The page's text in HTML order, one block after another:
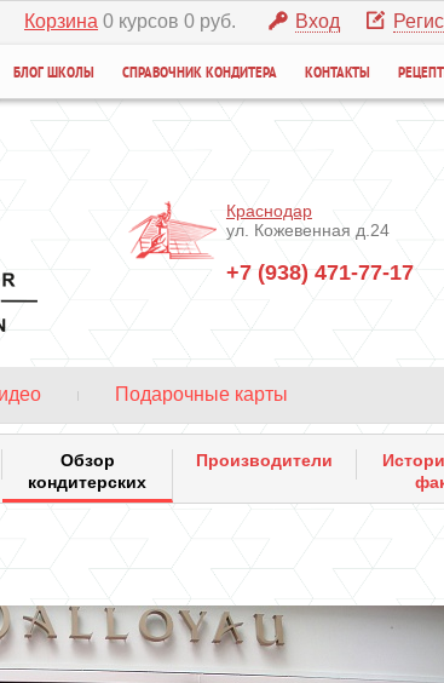
Вход
Корзина 0 курсов 0 руб.
БЛОГ ШКОЛЫ СПРАВОЧНИК КОНДИТЕРА КОНТАКТЫ
Краснодар
ул. Кожевенная д.24
+7 (938) 471-77-17
Подарочные карты
Обзор
кондитерских
Производители